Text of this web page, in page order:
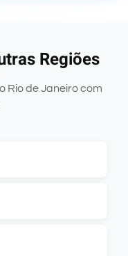
Regiões
Rio de Janeiro com